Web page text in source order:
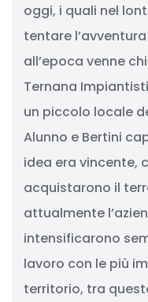
oggi, i quali nel
tentare
all’epoca venne
Ternana
un piccolo locale
Alunno e Bertini
idea era vincente,
acquistarono il
attualmente
intensificarono
lavoro con le più
territorio, tra